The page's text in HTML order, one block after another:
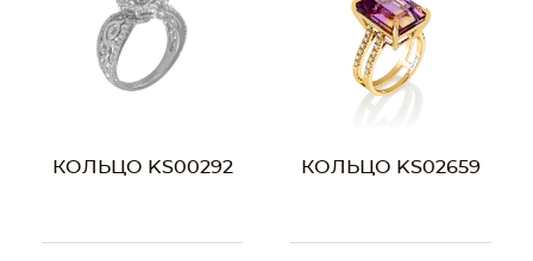
КОЛЬЦО KS00292 КОЛЬЦО KS02659